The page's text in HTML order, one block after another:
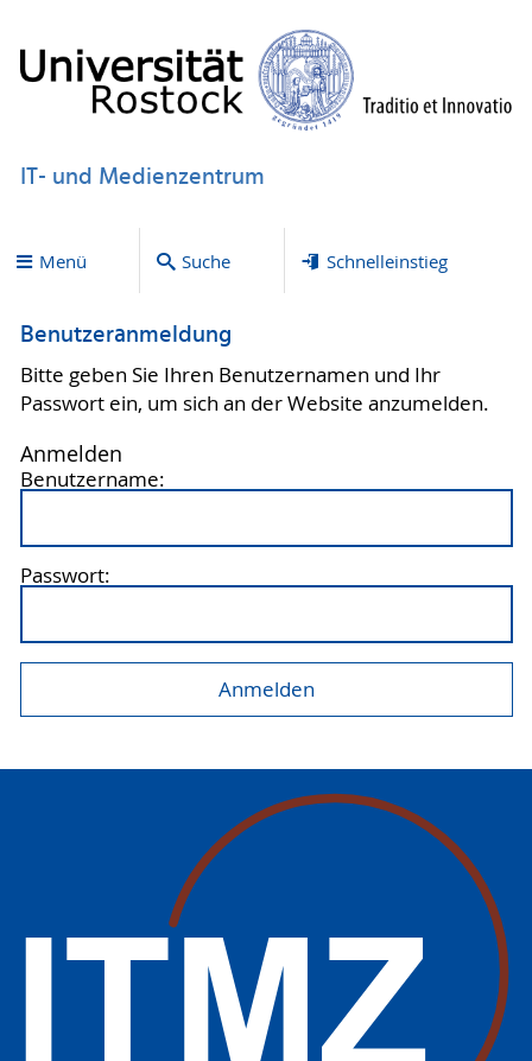
IT- und Medienzentrum
Menü Suche Schnelleinstieg
Benutzeranmeldung
Bitte geben Sie Ihren Benutzernamen und Ihr
Passwort ein, um sich an der Website anzumelden.
Anmelden
Benutzername:
Passwort: